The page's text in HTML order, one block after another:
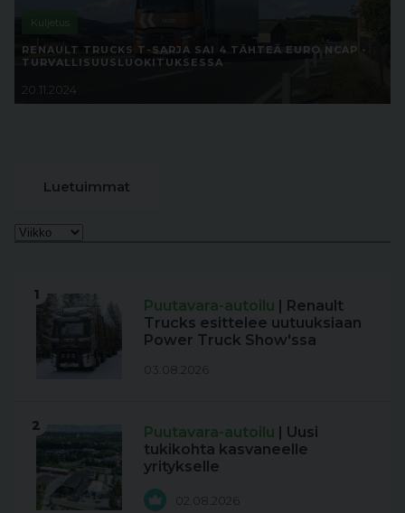
Kuljetus
RENAULT TRUCKS T-SARJA SAI 4 TÄHTEÄ EURO NCAP -
TURVALLISUUSLUOKITUKSESSA
20.11.2024
Luetuimmat
1
Puutavara-autoilu | Renault
Trucks esittelee uutuuksiaan
Power Truck Show'ssa
03.08.2026
2 Puutavara-autoilu | Uusi
tukikohta kasvaneelle
yritykselle
02.08.2026